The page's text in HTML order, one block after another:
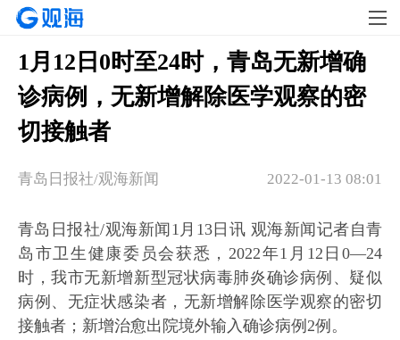
1月12日0时至24时，青岛无新增确
诊病例，无新增解除医学观察的密
切接触者
2022-01-13 08:01
青岛日报社/观海新闻
青岛日报社/观海新闻1月13日讯 观海新闻记者自青
岛市卫生健康委员会获悉，2022年1月12日0—24
时，我市无新增新型冠状病毒肺炎确诊病例、疑似
病例、无症状感染者，无新增解除医学观察的密切
接触者；新增治愈出院境外输入确诊病例2例。